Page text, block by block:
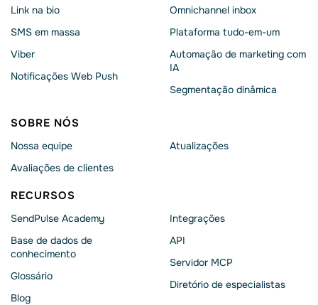
Link na bio
SMS em massa
Viber
Notificações Web Push
Omnichannel inbox
Plataforma tudo-em-um
Automação de marketing com
IA
Segmentação dinâmica
SOBRE NÓS
Nossa equipe
Avaliações de clientes
Atualizações
RECURSOS
SendPulse Academy
Base de dados de
conhecimento
Glossário
Blog
Integrações
API
Servidor MCP
Diretório de especialistas